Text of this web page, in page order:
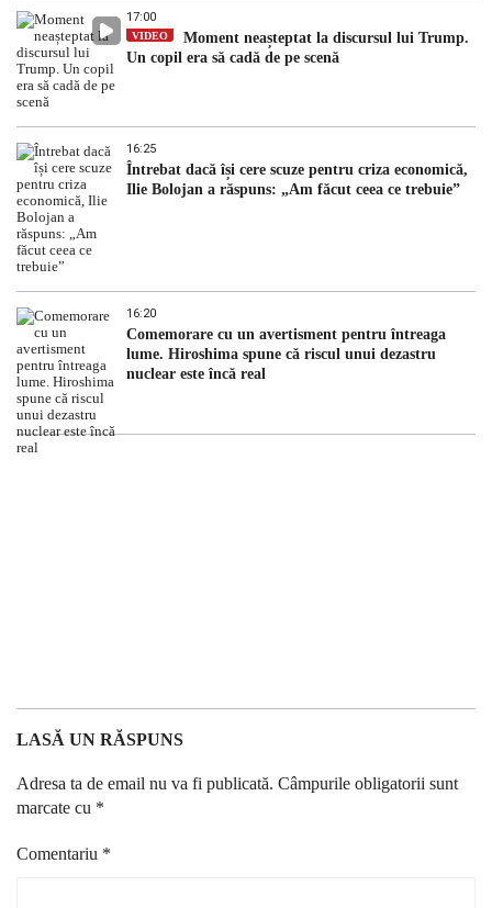
17:00
VIDEO
Moment neașteptat la discursul lui Trump.
Un copil era să cadă de pe scenă
16:25
Întrebat dacă își cere scuze pentru criza economică,
Ilie Bolojan a răspuns: „Am făcut ceea ce trebuie”
16:20
Comemorare cu un avertisment pentru întreaga
lume. Hiroshima spune că riscul unui dezastru
nuclear este încă real
LASĂ UN RĂSPUNS
Adresa ta de email nu va fi publicată. Câmpurile obligatorii sunt
marcate cu *
Comentariu *